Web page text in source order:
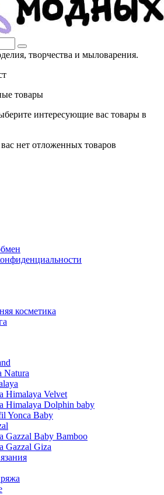
творчества и мыловарения.
товары
интересующие вас товары в
нет отложенных товаров
косметика
Natura
Himalaya Velvet
Himalaya Dolphin baby
Yonca Baby
Gazzal Baby Bamboo
Gazzal Giza